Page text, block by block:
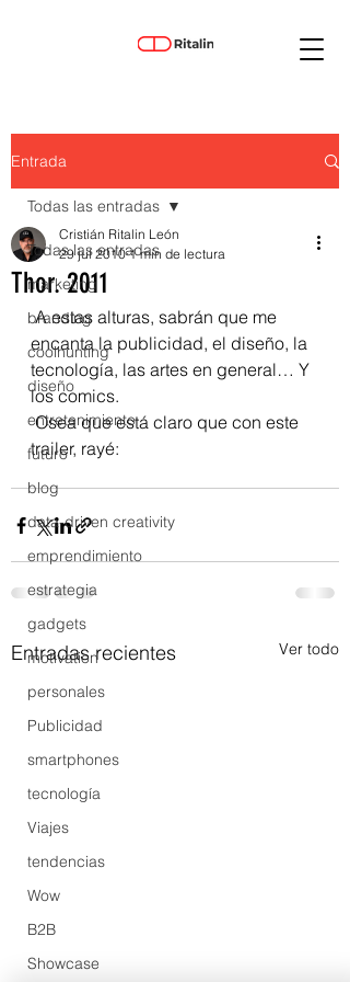
Entrada
Todas las entradas
marketing
branding
coolhunting
diseño
entretenimiento
futuro
blog
data-driven creativity
emprendimiento
estrategia
gadgets
motivation
personales
Publicidad
smartphones
tecnología
Viajes
tendencias
Wow
B2B
Showcase
Todas las entradas
Thor. 2011
Cristián Ritalin León
29 jul 2010 1 min de lectura
A estas alturas, sabrán que me
encanta la publicidad, el diseño, la
tecnología, las artes en general… Y
los comics.
Osea que está claro que con este
trailer, rayé:
Entradas recientes Ver todo